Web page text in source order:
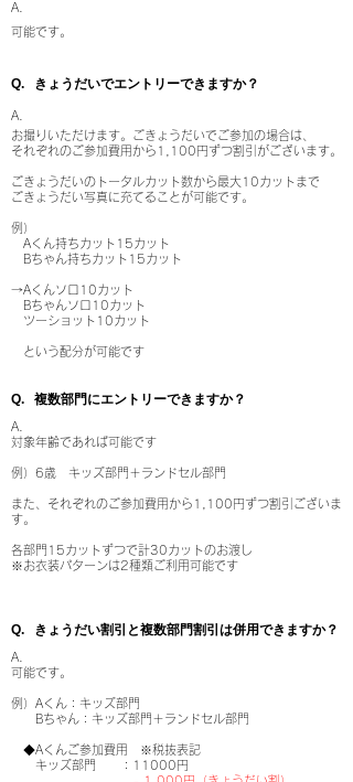
​A.
​可能です。
​Q. きょうだいでエントリーできますか？
​A.
お撮りいただけます。ごきょうだいでご参加の場合は、
それぞれのご参加費用から1,100円ずつ割引がございます。
ごきょうだいのトータルカット数から最大10カットまで
ごきょうだい写真に充てることが可能です。
例）
Aくん持ちカット15カット
Bちゃん持ちカット15カット
→Aくんソロ10カット
Bちゃんソロ10カット
ツーショット10カット
​ という配分が可能です
​Q. 複数部門にエントリーできますか？
A.
対象年齢であれば可能です
例）6歳 キッズ部門＋ランドセル部門
また、それぞれのご参加費用から1,100円ずつ割引ございま
す。​
​各部門15カットずつで計30カットのお渡し
※お衣装パターンは2種類ご利用可能です
​Q. きょうだい割引と複数部門割引は併用できますか？
A.
可能です。
例）Aくん：キッズ部門
Bちゃん：キッズ部門＋ランドセル部門
◆Aくんご参加費用 ※税抜表記
キッズ部門 ：11000円​